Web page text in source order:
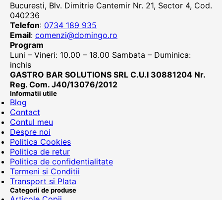
Bucuresti, Blv. Dimitrie Cantemir Nr. 21, Sector 4, Cod.
040236
Telefon: 0734 189 935
Email: comenzi@domingo.ro
Program
Luni – Vineri: 10.00 – 18.00 Sambata – Duminica:
inchis
GASTRO BAR SOLUTIONS SRL C.U.I 30881204 Nr.
Reg. Com. J40/13076/2012
Informatii utile
Blog
Contact
Contul meu
Despre noi
Politica Cookies
Politica de retur
Politica de confidentialitate
Termeni si Conditii
Transport si Plata
Categorii de produse